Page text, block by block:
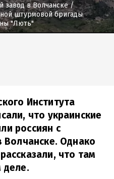
завод в Волчанске/
штурмовой бригады
"Лють"
Института
что украинские
россиян с
Волчанске. Однако
что там
деле.